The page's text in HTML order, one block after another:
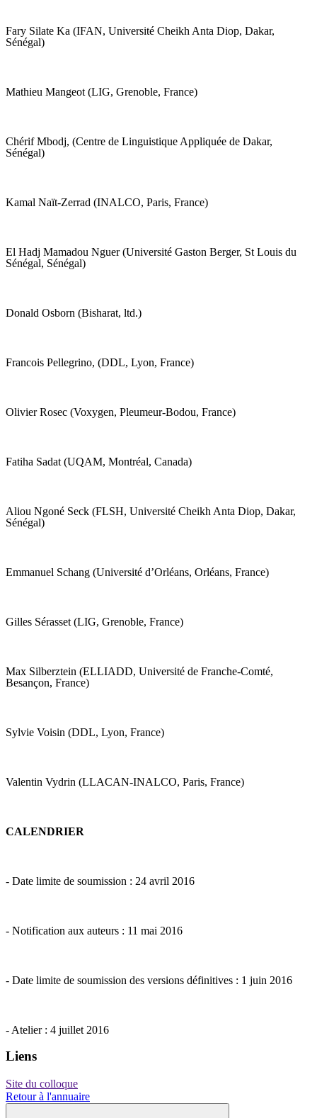
Fary Silate Ka (IFAN, Université Cheikh Anta Diop, Dakar,
Sénégal)
Mathieu Mangeot (LIG, Grenoble, France)
Chérif Mbodj, (Centre de Linguistique Appliquée de Dakar,
Sénégal)
Kamal Naït-Zerrad (INALCO, Paris, France)
El Hadj Mamadou Nguer (Université Gaston Berger, St Louis du
Sénégal, Sénégal)
Donald Osborn (Bisharat, ltd.)
Francois Pellegrino, (DDL, Lyon, France)
Olivier Rosec (Voxygen, Pleumeur-Bodou, France)
Fatiha Sadat (UQAM, Montréal, Canada)
Aliou Ngoné Seck (FLSH, Université Cheikh Anta Diop, Dakar,
Sénégal)
Emmanuel Schang (Université d’Orléans, Orléans, France)
Gilles Sérasset (LIG, Grenoble, France)
Max Silberztein (ELLIADD, Université de Franche-Comté,
Besançon, France)
Sylvie Voisin (DDL, Lyon, France)
Valentin Vydrin (LLACAN-INALCO, Paris, France)
CALENDRIER
- Date limite de soumission : 24 avril 2016
- Notification aux auteurs : 11 mai 2016
- Date limite de soumission des versions définitives : 1 juin 2016
- Atelier : 4 juillet 2016
Liens
Site du colloque
Retour à l'annuaire